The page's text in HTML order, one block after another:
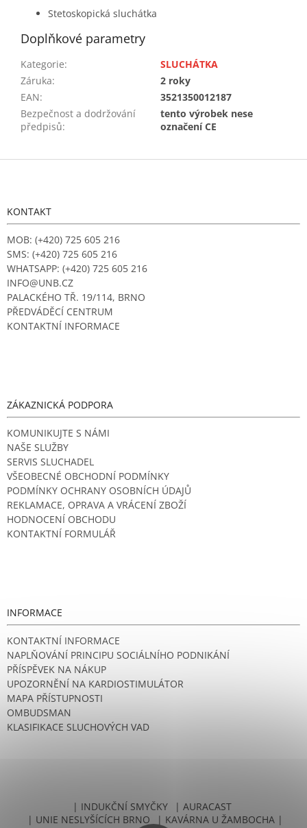
Stetoskopická sluchátka
Doplňkové parametry
Kategorie:
SLUCHÁTKA
Záruka:
2 roky
EAN:
3521350012187
Bezpečnost a dodržování
předpisů:
tento výrobek nese
označení CE
Z
KONTAKT
MOB: (+420) 725 605 216
SMS: (+420) 725 605 216
WHATSAPP: (+420) 725 605 216
INFO@UNB.CZ
PALACKÉHO TŘ. 19/114, BRNO
PŘEDVÁDĚCÍ CENTRUM
KONTAKTNÍ INFORMACE
ZÁKAZNICKÁ PODPORA
KOMUNIKUJTE S NÁMI
NAŠE SLUŽBY
SERVIS SLUCHADEL
VŠEOBECNÉ OBCHODNÍ PODMÍNKY
PODMÍNKY OCHRANY OSOBNÍCH ÚDAJŮ
REKLAMACE, OPRAVA A VRÁCENÍ ZBOŽÍ
HODNOCENÍ OBCHODU
KONTAKTNÍ FORMULÁŘ
INFORMACE
KONTAKTNÍ INFORMACE
NAPLŇOVÁNÍ PRINCIPU SOCIÁLNÍHO PODNIKÁNÍ
PŘÍSPĚVEK NA NÁKUP
UPOZORNĚNÍ NA KARDIOSTIMULÁTOR
MAPA PŘÍSTUPNOSTI
OMBUDSMAN
KLASIFIKACE SLUCHOVÝCH VAD
| INDUKČNÍ SMYČKY
| AURACAST
| UNIE NESLYŠÍCÍCH BRNO
| KAVÁRNA U ŽAMBOCHA |